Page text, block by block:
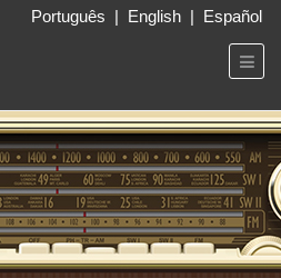
Português | English | Español